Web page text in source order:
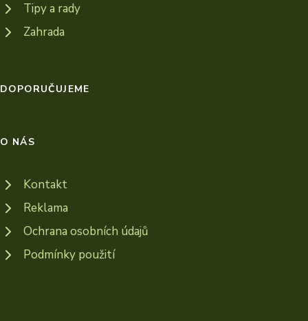
Tipy a rady
Zahrada
DOPORUČUJEME
O NÁS
Kontakt
Reklama
Ochrana osobních údajů
Podmínky použití